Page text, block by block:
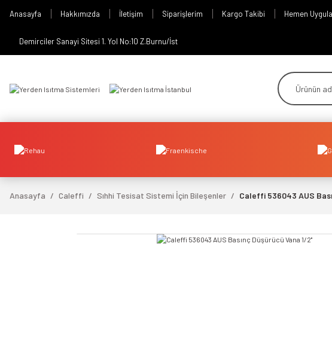
Anasayfa Hakkımızda İletişim Siparişlerim Kargo Takibi Hemen
Demirciler Sanayi Sitesi 1. Yol No:10 Z.Burnu/İst
Anasayfa Caleffi Sıhhi Tesisat Sistemi İçin Bileşenler Caleffi 536043 AUS